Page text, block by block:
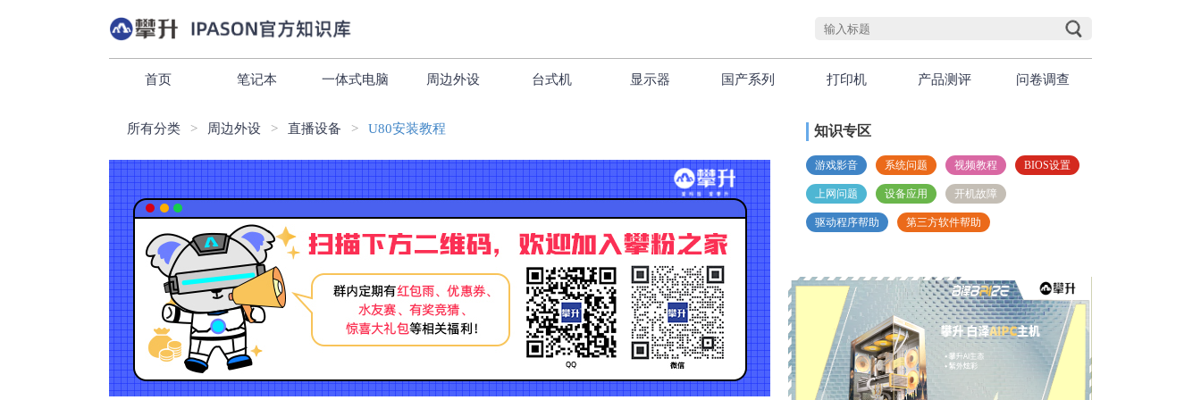
首页 笔记本 一体式电脑 周边外设 台式机 显示器 国产系列 打印机 产品测评 问卷调查
所有分类 周边外设 直播设备 U80安装教程 知识专区
游戏影音 系统问题 视频教程 BIOS设置
上网问题 设备应用 开机故障
驱动程序帮助 第三方软件帮助